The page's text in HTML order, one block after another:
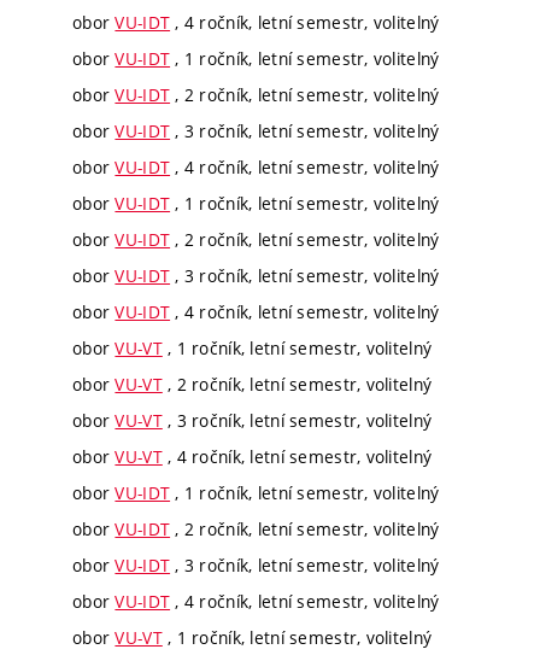
oborVU-IDT , 4 ročník, letní semestr, volitelný
oborVU-IDT , 1 ročník, letní semestr, volitelný
oborVU-IDT , 2 ročník, letní semestr, volitelný
oborVU-IDT , 3 ročník, letní semestr, volitelný
oborVU-IDT , 4 ročník, letní semestr, volitelný
oborVU-IDT , 1 ročník, letní semestr, volitelný
oborVU-IDT , 2 ročník, letní semestr, volitelný
oborVU-IDT , 3 ročník, letní semestr, volitelný
oborVU-IDT , 4 ročník, letní semestr, volitelný
oborVU-VT, 1 ročník, letní semestr, volitelný
oborVU-VT, 2 ročník, letní semestr, volitelný
oborVU-VT, 3 ročník, letní semestr, volitelný
oborVU-VT, 4 ročník, letní semestr, volitelný
oborVU-IDT , 1 ročník, letní semestr, volitelný
oborVU-IDT , 2 ročník, letní semestr, volitelný
oborVU-IDT , 3 ročník, letní semestr, volitelný
oborVU-IDT , 4 ročník, letní semestr, volitelný
oborVU-VT, 1 ročník, letní semestr, volitelný